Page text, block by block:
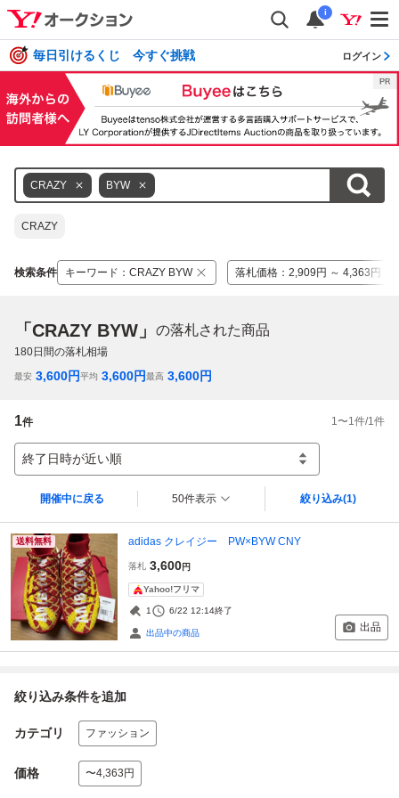
i
毎日引けるくじ 今すぐ挑戦 ログイン
CRAZY BYW
CRAZY
検索条件 キーワード ： CRAZY BYW 落札価格 ： 2,909円 ～ 4,363円
「CRAZY BYW」 の落札された商品
180日間の落札相場
最安 3,600円平均 3,600円最高 3,600円
1件 1 〜1 件/1 件
終了日時が近い順
開催中に戻る 50件表示 絞り込み(1)
送料無料 adidas クレイジー PW×BYW CNY
落札 3,600円
Yahoo!フリマ
1 6/22 12:14終了
出品中の商品 出品
絞り込み条件を追加
カテゴリ ファッション
価格 〜4,363円